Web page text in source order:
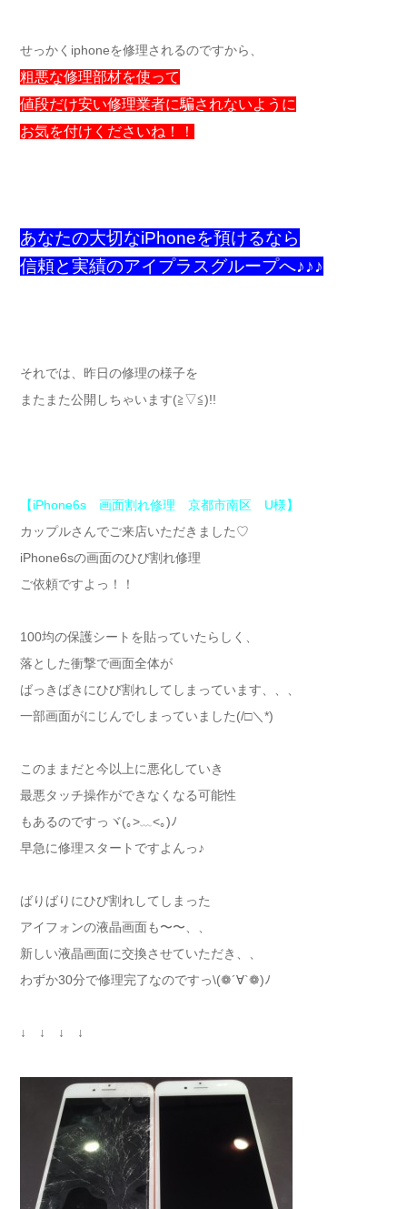
せっかくiphoneを修理されるのですから、
粗悪な修理部材を使って
値段だけ安い修理業者に騙されないように
お気を付けくださいね！！
あなたの大切なiPhoneを預けるなら
信頼と実績のアイプラスグループへ♪♪♪
それでは、昨日の修理の様子を
またまた公開しちゃいます(≧▽≦)!!
【iPhone6s 画面割れ修理 京都市南区 U様】
カップルさんでご来店いただきました♡
iPhone6sの画面のひび割れ修理
ご依頼ですよっ！！
100均の保護シートを貼っていたらしく、
落とした衝撃で画面全体が
ばっきばきにひび割れしてしまっています、、、
一部画面がにじんでしまっていました(/□＼*)
このままだと今以上に悪化していき
最悪タッチ操作ができなくなる可能性
もあるのですっヾ(｡>﹏<｡)ﾉ
早急に修理スタートですよんっ♪
ばりばりにひび割れしてしまった
アイフォンの液晶画面も〜〜、、
新しい液晶画面に交換させていただき、、
わずか30分で修理完了なのですっ\(❁´∀`❁)ﾉ
↓ ↓ ↓ ↓